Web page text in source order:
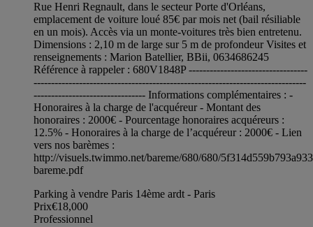
Rue Henri Regnault, dans le secteur Porte d'Orléans,
emplacement de voiture loué 85€ par mois net (bail résiliable
en un mois). Accès via un monte-voitures très bien entretenu.
Dimensions : 2,10 m de large sur 5 m de profondeur Visites et
renseignements : Marion Batellier, BBii, 0634686245
Référence à rappeler : 680V1848P ----------------------------------
------------------------------------------------------------------------------
-------------------------------- Informations complémentaires : -
Honoraires à la charge de l'acquéreur - Montant des
honoraires : 2000€ - Pourcentage honoraires acquéreurs :
12.5% - Honoraires à la charge de l’acquéreur : 2000€ - Lien
vers nos barèmes :
http://visuels.twimmo.net/bareme/680/680/
bareme.pdf
Parking à vendre Paris 14ème ardt - Paris
Prix€18,000
Professionnel